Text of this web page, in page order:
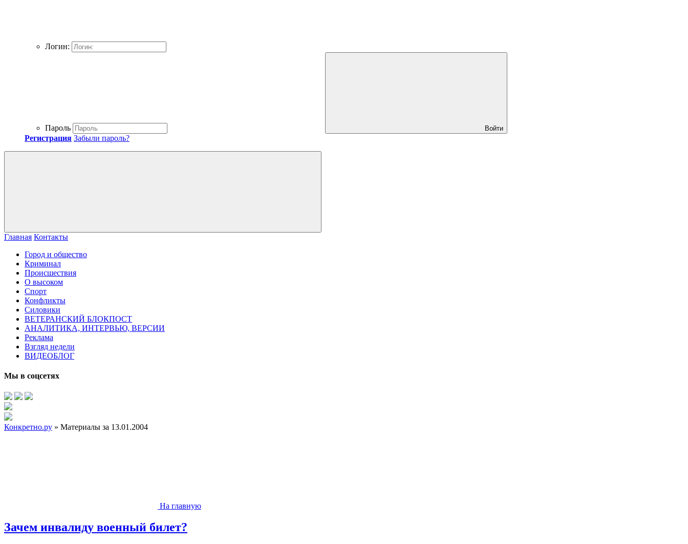
Логин:
Пароль Войти
Регистрация Забыли пароль?
Главная Контакты
Город и общество
Криминал
Происшествия
О высоком
Спорт
Конфликты
Силовики
ВЕТЕРАНСКИЙ БЛОКПОСТ
АНАЛИТИКА, ИНТЕРВЬЮ, ВЕРСИИ
Реклама
Взгляд недели
ВИДЕОБЛОГ
Мы в соцсетях
Конкретно.ру » Материалы за 13.01.2004
На главную
Зачем инвалиду военный билет?